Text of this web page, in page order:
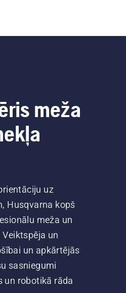
meža
uz
Husqvarna kopš
meža un
un
un apkārtējās
sasniegumi
un robotikā rāda